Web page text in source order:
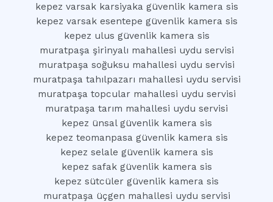
kepez varsak karsiyaka güvenlik kamera sis
kepez varsak esentepe güvenlik kamera sis
kepez ulus güvenlik kamera sis
muratpaşa şirinyalı mahallesi uydu servisi
muratpaşa soğuksu mahallesi uydu servisi
muratpaşa tahılpazarı mahallesi uydu servisi
muratpaşa topcular mahallesi uydu servisi
muratpaşa tarım mahallesi uydu servisi
kepez ünsal güvenlik kamera sis
kepez teomanpasa güvenlik kamera sis
kepez selale güvenlik kamera sis
kepez safak güvenlik kamera sis
kepez sütcüler güvenlik kamera sis
muratpaşa üçgen mahallesi uydu servisi